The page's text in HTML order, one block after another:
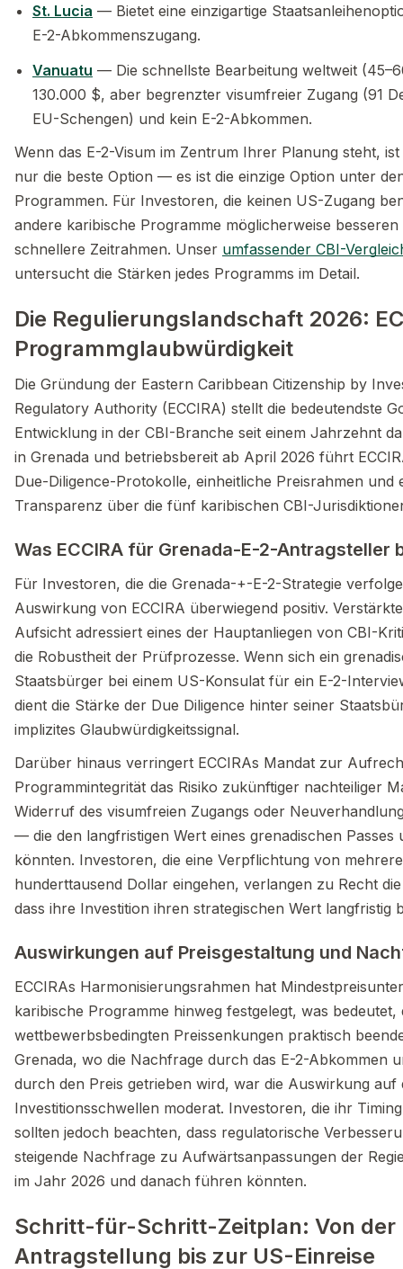
St. Lucia — Bietet eine einzigartige
E-2-Abkommenszugang.
Vanuatu — Die schnellste Bearbeitung weltweit
130.000 $, aber begrenzter visumfreier Zugang (91
EU-Schengen) und kein E-2-Abkommen.
Wenn das E-2-Visum im Zentrum Ihrer Planung steht,
nur die beste Option — es ist die einzige Option unter
Programmen. Für Investoren, die keinen US-Zugang
andere karibische Programme möglicherweise
schnellere Zeitrahmen. Unser umfassender CBI-
untersucht die Stärken jedes Programms im Detail.
Die Regulierungslandschaft 2026:
Programmglaubwürdigkeit
Die Gründung der Eastern Caribbean Citizenship by
Regulatory Authority (ECCIRA) stellt die bedeutendste
Entwicklung in der CBI-Branche seit einem Jahrzehnt
in Grenada und betriebsbereit ab April 2026 führt
Due-Diligence-Protokolle, einheitliche Preisrahmen und
Transparenz über die fünf karibischen CBI-
Was ECCIRA für Grenada-E-2-Antragsteller
Für Investoren, die die Grenada-+-E-2-Strategie
Auswirkung von ECCIRA überwiegend positiv.
Aufsicht adressiert eines der Hauptanliegen von CBI-
die Robustheit der Prüfprozesse. Wenn sich ein
Staatsbürger bei einem US-Konsulat für ein E-2-
dient die Stärke der Due Diligence hinter seiner
implizites Glaubwürdigkeitssignal.
Darüber hinaus verringert ECCIRAs Mandat zur
Programmintegrität das Risiko zukünftiger nachteiliger
Widerruf des visumfreien Zugangs oder
— die den langfristigen Wert eines grenadischen Passes
könnten. Investoren, die eine Verpflichtung von
hunderttausend Dollar eingehen, verlangen zu Recht
dass ihre Investition ihren strategischen Wert langfristig
Auswirkungen auf Preisgestaltung und
ECCIRAs Harmonisierungsrahmen hat
karibische Programme hinweg festgelegt, was bedeutet,
wettbewerbsbedingten Preissenkungen praktisch
Grenada, wo die Nachfrage durch das E-2-Abkommen
durch den Preis getrieben wird, war die Auswirkung auf
Investitionsschwellen moderat. Investoren, die ihr
sollten jedoch beachten, dass regulatorische
steigende Nachfrage zu Aufwärtsanpassungen der
im Jahr 2026 und danach führen könnten.
Schritt-für-Schritt-Zeitplan: Von der
Antragstellung bis zur US-Einreise